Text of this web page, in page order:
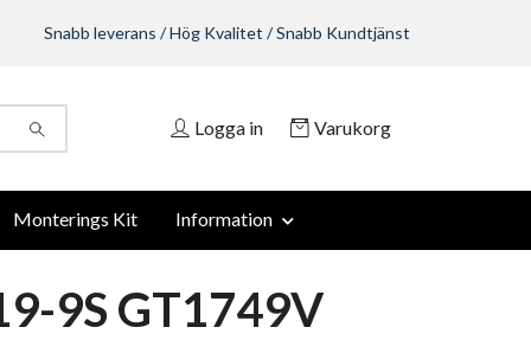
Snabb leverans / Hög Kvalitet / Snabb Kundtjänst
Logga in Varukorg
Monterings Kit Information
9S GT1749V